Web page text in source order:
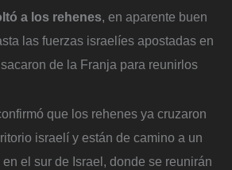
a los rehenes, en aparente buen
las fuerzas israelíes apostadas en
de la Franja para reunirlos
que los rehenes ya cruzaron
israelí y están de camino a un
el sur de Israel, donde se reunirán